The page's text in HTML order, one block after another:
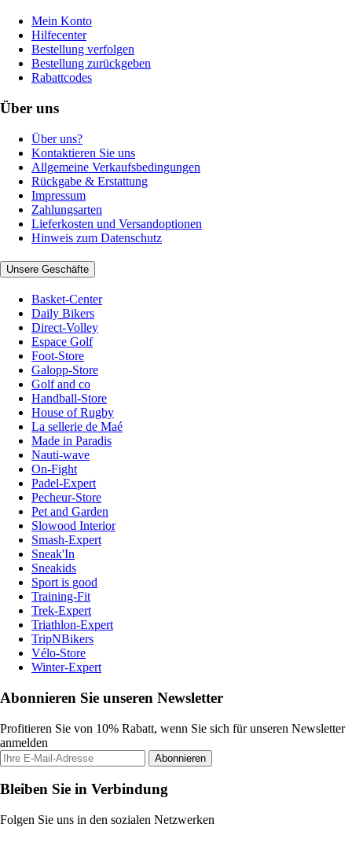
Mein Konto
Hilfecenter
Bestellung verfolgen
Bestellung zurückgeben
Rabattcodes
Über uns
Über uns?
Kontaktieren Sie uns
Allgemeine Verkaufsbedingungen
Rückgabe & Erstattung
Impressum
Zahlungsarten
Lieferkosten und Versandoptionen
Hinweis zum Datenschutz
Unsere Geschäfte
Basket-Center
Daily Bikers
Direct-Volley
Espace Golf
Foot-Store
Galopp-Store
Golf and co
Handball-Store
House of Rugby
La sellerie de Maé
Made in Paradis
Nauti-wave
On-Fight
Padel-Expert
Pecheur-Store
Pet and Garden
Slowood Interior
Smash-Expert
Sneak'In
Sneakids
Sport is good
Training-Fit
Trek-Expert
Triathlon-Expert
TripNBikers
Vélo-Store
Winter-Expert
Abonnieren Sie unseren Newsletter
Profitieren Sie von 10% Rabatt, wenn Sie sich für unseren Newsletter
anmelden
Abonnieren
Bleiben Sie in Verbindung
Folgen Sie uns in den sozialen Netzwerken